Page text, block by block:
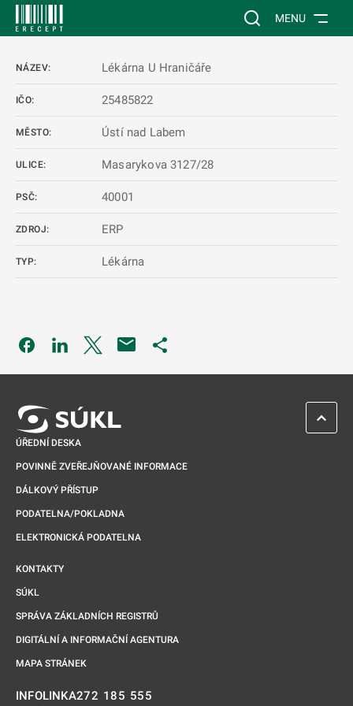
Vyhledávání na
MENU
NÁZEV: Lékárna U Hraničáře
IČO: 25485822
MĚSTO: Ústí nad Labem
ULICE: Masarykova 3127/28
PSČ: 40001
ZDROJ: ERP
TYP: Lékárna
Odkaz se otevře na nové kartě
Odkaz se otevře na nové kartě
Odkaz se otevře na nové kartě
ÚŘEDNÍ DESKA
POVINNĚ ZVEŘEJŇOVANÉ INFORMACE
DÁLKOVÝ PŘÍSTUP
PODATELNA/POKLADNA
ELEKTRONICKÁ PODATELNA
KONTAKTY
SÚKL
SPRÁVA ZÁKLADNÍCH REGISTRŮ
DIGITÁLNÍ A INFORMAČNÍ AGENTURA
MAPA STRÁNEK
INFOLINKA272 185 555
ZPĚT